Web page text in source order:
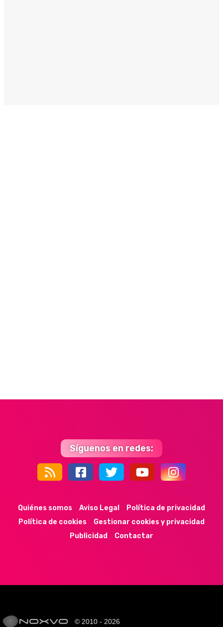
Síguenos en redes:
Quiénes somos Aviso Legal
Política de privacidad
Política de cookies
Gestionar cookies y privacidad
Publicidad
Contactar
© 2010 - 2026